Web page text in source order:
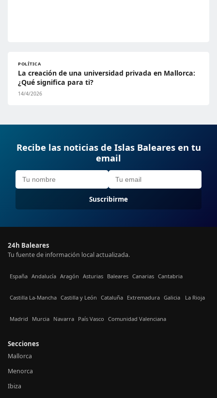
POLÍTICA
La creación de una universidad privada en Mallorca:
¿Qué significa para ti?
14/4/2026
Recibe las noticias de Islas Baleares en tu
email
Suscribirme
24h Baleares
Tu fuente de información local actualizada.
España Andalucía Aragón Asturias Baleares Canarias Cantabria
Castilla La-Mancha Castilla y León Cataluña Extremadura Galicia La Rioja
Madrid Murcia Navarra País Vasco Comunidad Valenciana
Secciones
Mallorca
Menorca
Ibiza